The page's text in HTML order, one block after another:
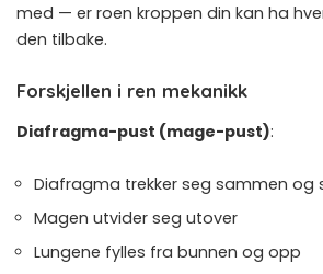
med — er roen kroppen din kan ha
den tilbake.
Forskjellen i ren mekanikk
Diafragma-pust (mage-pust):
Diafragma trekker seg sammen og
Magen utvider seg utover
Lungene fylles fra bunnen og opp